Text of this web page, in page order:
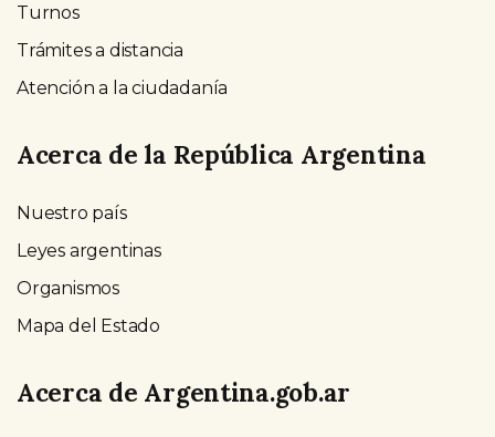
Turnos
Trámites a distancia
Atención a la ciudadanía
Acerca de la República Argentina
Nuestro país
Leyes argentinas
Organismos
Mapa del Estado
Acerca de Argentina.gob.ar